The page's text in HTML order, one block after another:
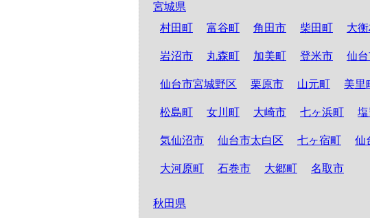
宮城県
村田町
富谷町 角田市 柴田町 大
岩沼市 丸森町 加美町 登米市 仙
仙台市宮城野区 栗原市 山元町 美里
松島町 女川町 大崎市 七ヶ浜町
気仙沼市 仙台市太白区 七ヶ宿町 仙
大河原町 石巻市 大郷町 名取市
秋田県